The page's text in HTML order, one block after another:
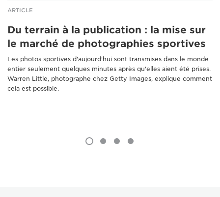
ARTICLE
Du terrain à la publication : la mise sur
le marché de photographies sportives
Les photos sportives d'aujourd'hui sont transmises dans le monde
entier seulement quelques minutes après qu'elles aient été prises.
Warren Little, photographe chez Getty Images, explique comment
cela est possible.